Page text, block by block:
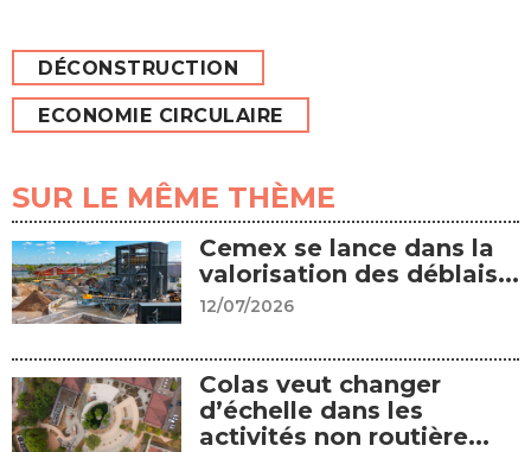
DÉCONSTRUCTION
ECONOMIE CIRCULAIRE
SUR LE MÊME THÈME
Cemex se lance dans la
valorisation des déblais...
12/07/2026
Colas veut changer
d’échelle dans les
activités non routière...